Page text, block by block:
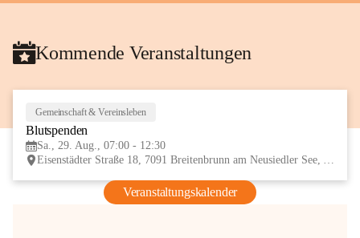
Kommende Veranstaltungen
Gemeinschaft & Vereinsleben
Blutspenden
Sa., 29. Aug., 07:00 - 12:30
Eisenstädter Straße 18, 7091 Breitenbrunn am Neusiedler See, AUT
Veranstaltungskalender